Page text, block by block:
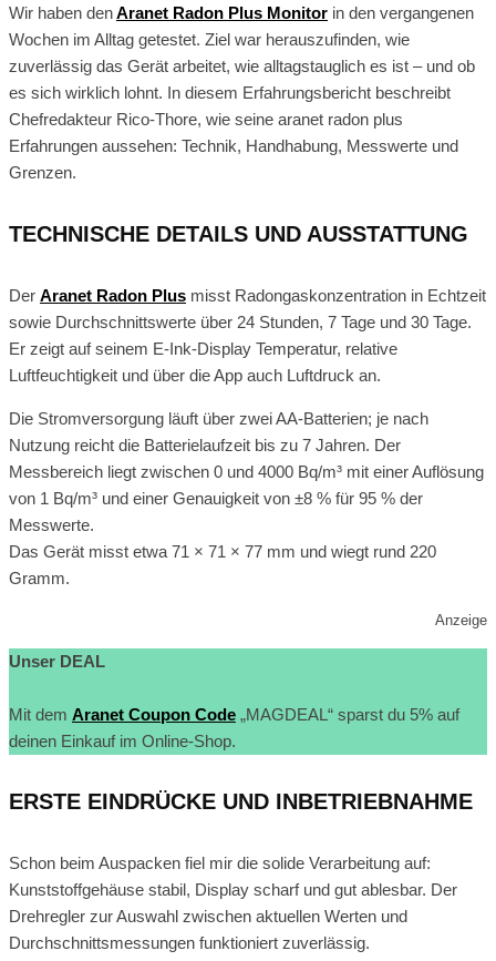
Wir haben denAranet Radon Plus Monitor in den vergangenen
Wochen im Alltag getestet. Ziel war herauszufinden, wie
zuverlässig das Gerät arbeitet, wie alltagstauglich es ist – und ob
es sich wirklich lohnt. In diesem Erfahrungsbericht beschreibt
Chefredakteur Rico-Thore, wie seine aranet radon plus
Erfahrungen aussehen: Technik, Handhabung, Messwerte und
Grenzen.
TECHNISCHE DETAILS UND AUSSTATTUNG
Der Aranet Radon Plus misst Radongaskonzentration in Echtzeit
sowie Durchschnittswerte über 24 Stunden, 7 Tage und 30 Tage.
Er zeigt auf seinem E-Ink-Display Temperatur, relative
Luftfeuchtigkeit und über die App auch Luftdruck an.
Die Stromversorgung läuft über zwei AA-Batterien; je nach
Nutzung reicht die Batterielaufzeit bis zu 7 Jahren. Der
Messbereich liegt zwischen 0 und 4000 Bq/m³ mit einer Auflösung
von 1 Bq/m³ und einer Genauigkeit von ±8 % für 95 % der
Messwerte.
Das Gerät misst etwa 71 × 71 × 77 mm und wiegt rund 220
Gramm.
Anzeige
Unser DEAL
Mit dem Aranet Coupon Code „MAGDEAL“ sparst du 5% auf
deinen Einkauf im Online-Shop.
ERSTE EINDRÜCKE UND INBETRIEBNAHME
Schon beim Auspacken fiel mir die solide Verarbeitung auf:
Kunststoffgehäuse stabil, Display scharf und gut ablesbar. Der
Drehregler zur Auswahl zwischen aktuellen Werten und
Durchschnittsmessungen funktioniert zuverlässig.